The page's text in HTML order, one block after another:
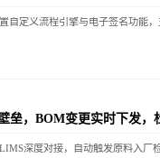
垒，BOM变更实时下发，